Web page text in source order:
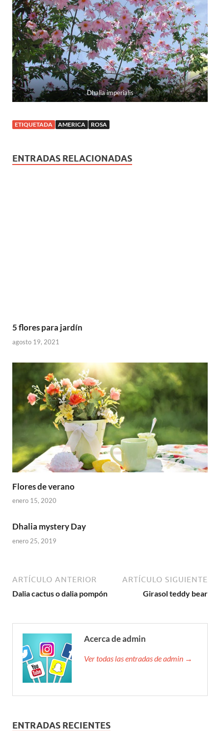
Dhalia imperialis
ETIQUETADA AMERICA ROSA
ENTRADAS RELACIONADAS
5 flores para jardín
agosto 19, 2021
Flores de verano
enero 15, 2020
Dhalia mystery Day
enero 25, 2019
ARTÍCULO ANTERIOR
Dalia cactus o dalia pompón
ARTÍCULO SIGUIENTE
Girasol teddy bear
Acerca de admin
Ver todas las entradas de admin →
ENTRADAS RECIENTES